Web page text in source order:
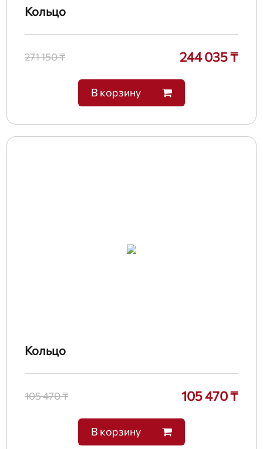
Кольцо
271 150 ₸ 244 035 ₸
В корзину
Кольцо
105 470 ₸ 105 470 ₸
В корзину